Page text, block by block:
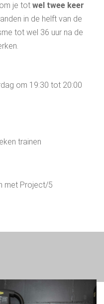
je tot wel twee keer
in de helft van de
tot wel 36 uur na de
om 19:30 tot 20:00
trainen
met Project/5